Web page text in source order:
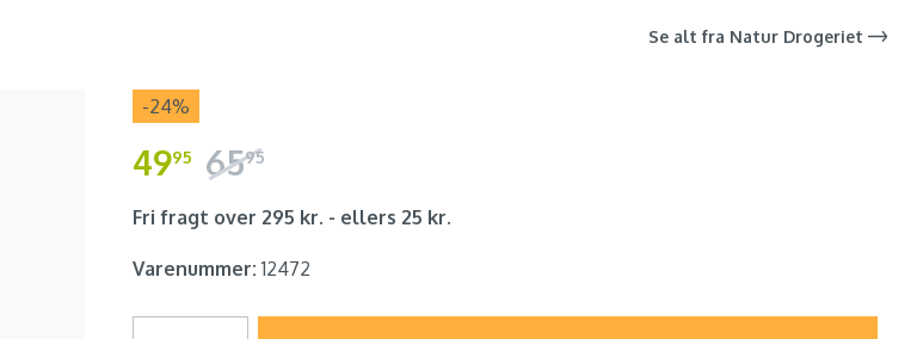
Se alt fra Natur Drogeriet
-24%
4995 6595
Fri fragt over 295 kr. - ellers 25 kr.
Varenummer: 12472